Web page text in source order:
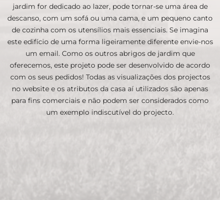
jardim for dedicado ao lazer, pode tornar-se uma área de
descanso, com um sofá ou uma cama, e um pequeno canto
de cozinha com os utensílios mais essenciais. Se imagina
este edifício de uma forma ligeiramente diferente envie-nos
um email. Como os outros abrigos de jardim que
oferecemos, este projeto pode ser desenvolvido de acordo
com os seus pedidos! Todas as visualizações dos projectos
no website e os atributos da casa aí utilizados são apenas
para fins comerciais e não podem ser considerados como
um exemplo indiscutível do projecto.